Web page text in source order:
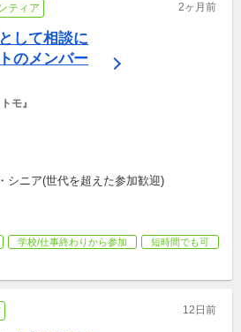
ティア 2ヶ月前
して相談に
のメンバー
モ』
シニア(世代を超えた参加歓迎)
学校/仕事終わりから参加
短時間でも可
12日前